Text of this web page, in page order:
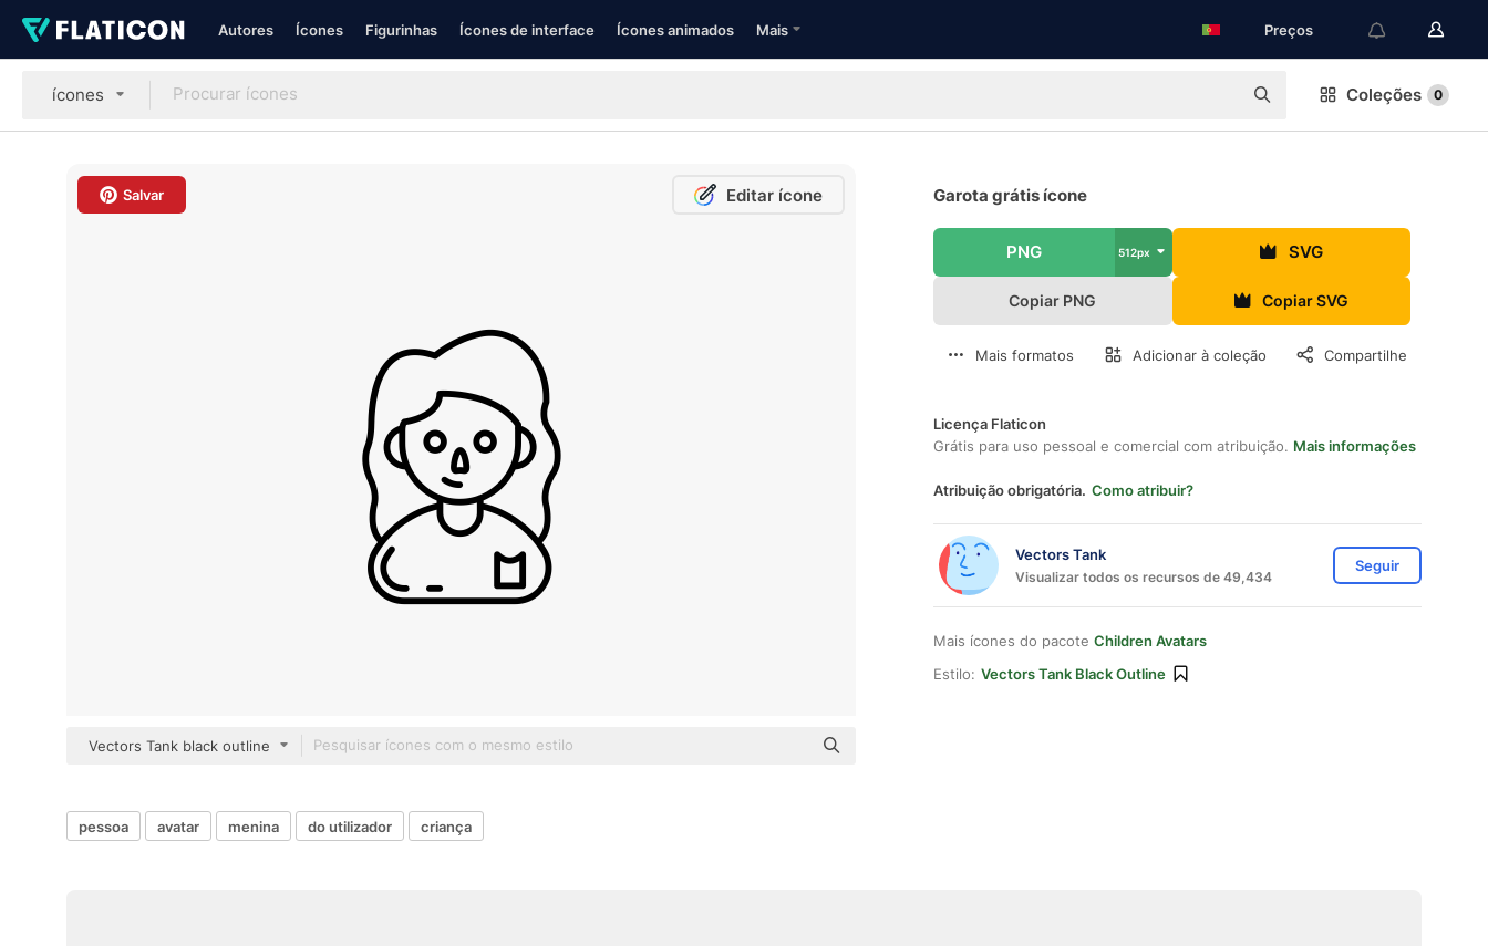
Autores Ícones Figurinhas Ícones de interface Ícones animados Mais Preços
ícones Coleções 0
Salvar Editar ícone
Vectors Tank black outline
Garota grátis ícone
PNG 512px SVG
Copiar PNG Copiar SVG
Mais formatos Adicionar à coleção Compartilhe
Licença Flaticon
Grátis para uso pessoal e comercial com atribuição. Mais informações
Atribuição obrigatória. Como atribuir?
Vectors Tank
Visualizar todos os recursos de 49,434
Seguir
Mais ícones do pacote Children Avatars
Estilo: Vectors Tank Black Outline
pessoa avatar menina do utilizador criança